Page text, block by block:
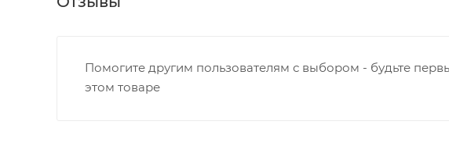
Помогите другим пользователям с выбором - будьте
этом товаре